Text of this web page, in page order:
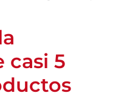
casi 5